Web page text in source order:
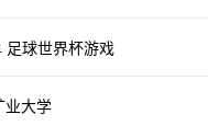
足球世界杯游戏
业大学